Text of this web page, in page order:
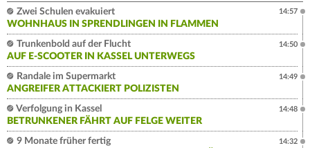
Zwei Schulen evakuiert
WOHNHAUS IN SPRENDLINGEN IN FLAMMEN
14:57
Trunkenbold auf der Flucht
AUF E-SCOOTER IN KASSEL UNTERWEGS
14:50
Randale im Supermarkt
ANGREIFER ATTACKIERT POLIZISTEN
14:49
Verfolgung in Kassel
BETRUNKENER FÄHRT AUF FELGE WEITER
14:48
9 Monate früher fertig
14:32